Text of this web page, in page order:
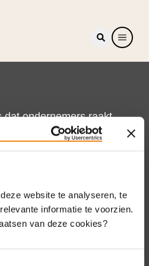
website te analyseren, te
informatie te voorzien.
van deze cookies?
dat ondernemers raakt.
MKB-Nederland